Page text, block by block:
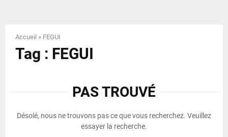
Accueil » FEGUI
Tag : FEGUI
PAS TROUVÉ
Désolé, nous ne trouvons pas ce que vous recherchez. Veuillez
essayer la recherche.